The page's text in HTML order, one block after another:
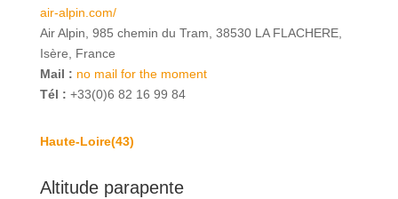
air-alpin.com/
Air Alpin, 985 chemin du Tram, 38530 LA FLACHERE,
Isère, France
Mail : no mail for the moment
Tél : +33(0)6 82 16 99 84
Haute-Loire(43)
Altitude parapente